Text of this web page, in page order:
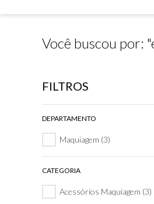
Você buscou por: "
FILTROS
DEPARTAMENTO
Maquiagem (3)
CATEGORIA
Acessórios Maquiagem (3)